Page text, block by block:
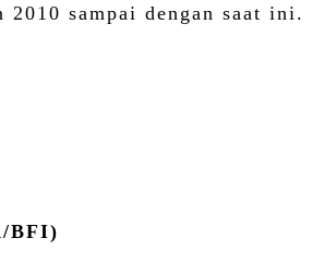
sampai dengan saat ini.
BFI)